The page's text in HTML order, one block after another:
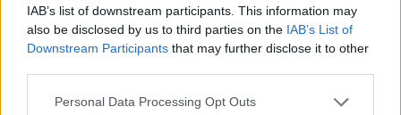
IAB’s list of downstream participants. This information may
also be disclosed by us to third parties on the IAB’s List of
Downstream Participants that may further disclose it to other
Please note that this website/app uses one or more Google
Personal Data Processing Opt Outs
sigui una referent en l'art de casa nostra.
Des del 2018 porta a terme el projecte